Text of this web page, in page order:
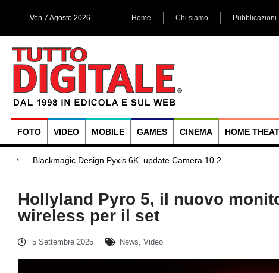
Ven 7 Agosto 2026 Home Chi siamo Pubblicazioni
FOTO VIDEO MOBILE GAMES CINEMA HOME
Megadap M2RF, il p
Blackmagic Design UltraStudio Express 3G, due accessori ad hoc
Arri Rental, evoluzioni in arrivo
Hollyland Pyro 5, il nuovo
wireless per il set
5 Settembre 2025 News, Video